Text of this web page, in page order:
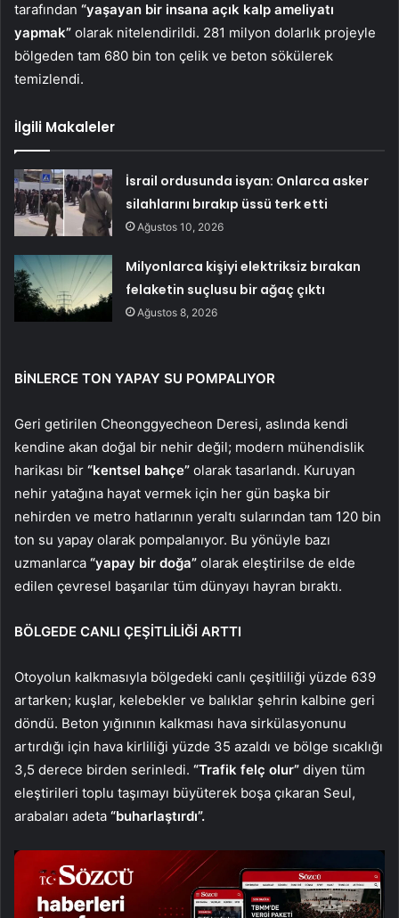
tarafından “yaşayan bir insana açık kalp ameliyatı
yapmak” olarak nitelendirildi. 281 milyon dolarlık projeyle
bölgeden tam 680 bin ton çelik ve beton sökülerek
temizlendi.
İlgili Makaleler
İsrail ordusunda isyan: Onlarca asker
silahlarını bırakıp üssü terk etti
Ağustos 10, 2026
Milyonlarca kişiyi elektriksiz bırakan
felaketin suçlusu bir ağaç çıktı
Ağustos 8, 2026
BİNLERCE TON YAPAY SU POMPALIYOR
Geri getirilen Cheonggyecheon Deresi, aslında kendi
kendine akan doğal bir nehir değil; modern mühendislik
harikası bir “kentsel bahçe” olarak tasarlandı. Kuruyan
nehir yatağına hayat vermek için her gün başka bir
nehirden ve metro hatlarının yeraltı sularından tam 120 bin
ton su yapay olarak pompalanıyor. Bu yönüyle bazı
uzmanlarca “yapay bir doğa” olarak eleştirilse de elde
edilen çevresel başarılar tüm dünyayı hayran bıraktı.
BÖLGEDE CANLI ÇEŞİTLİLİĞİ ARTTI
Otoyolun kalkmasıyla bölgedeki canlı çeşitliliği yüzde 639
artarken; kuşlar, kelebekler ve balıklar şehrin kalbine geri
döndü. Beton yığınının kalkması hava sirkülasyonunu
artırdığı için hava kirliliği yüzde 35 azaldı ve bölge sıcaklığı
3,5 derece birden serinledi. “Trafik felç olur” diyen tüm
eleştirileri toplu taşımayı büyüterek boşa çıkaran Seul,
arabaları adeta “buharlaştırdı”.